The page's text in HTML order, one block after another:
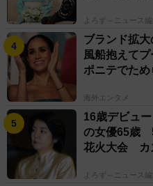
うしろの仕上がりも気になる年ご
鏡で仕上がりを確認すると
よろず～ニュース編
ブランド拡
風船抱えて
ポニテでため
海外エンタメ
16歳デビュ
の女優65歳
花火大会 カ
よろず～ニュース編